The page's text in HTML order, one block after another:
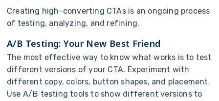
Creating high-converting CTAs is an ongoing process
of testing, analyzing, and refining.
A/B Testing: Your New Best Friend
The most effective way to know what works is to test
d ifferent versions of your CTA. Experiment with
d ifferent copy, co ors, button shapes, and pl acement.
Use A/ B testing tool s to show d ifferent versions to